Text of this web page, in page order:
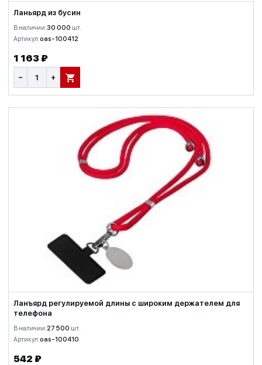
Ланьярд из бусин
В наличии:30 000 шт.
Артикул:oas-100412
1 163 ₽
− + В КОРЗИНУ
Ланъярд регулируемой длины с широким держателем для
телефона
В наличии:27 500 шт.
Артикул:oas-100410
542 ₽